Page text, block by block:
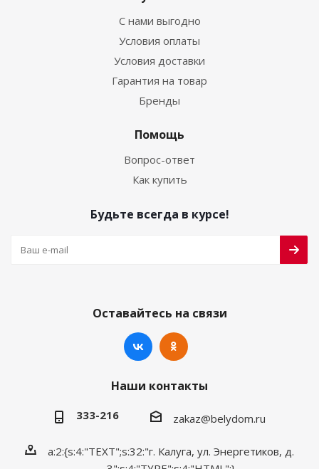
С нами выгодно
Условия оплаты
Условия доставки
Гарантия на товар
Бренды
Помощь
Вопрос-ответ
Как купить
Будьте всегда в курсе!
Оставайтесь на связи
Наши контакты
333-216 zakaz@belydom.ru
a:2:{s:4:"TEXT";s:32:"г. Калуга, ул. Энергетиков, д.